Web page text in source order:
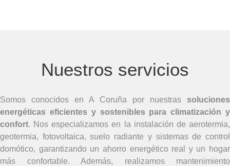
Nuestros servicios
Somos conocidos en A Coruña por nuestras soluciones
energéticas eficientes y sostenibles para climatización y
confort. Nos especializamos en la instalación de aerotermia,
geotermia, fotovoltaica, suelo radiante y sistemas de control
domótico, garantizando un ahorro energético real y un hogar
más confortable. Además, realizamos mantenimiento